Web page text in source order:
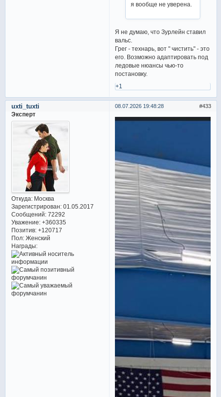
я вообще не уверена.
Я не думаю, что Зурлейн ставил
вальс.
Грег - технарь, вот " чистить" - это
его. Возможно адаптировать под
ледовые нюансы чью-то
постановку.
+1
433
08.07.2026 19:48:28
uxti_tuxti
Эксперт
Откуда:Москва
Зарегистрирован: 01.05.2017
Сообщений:72292
Уважение: +360335
Позитив: +120717
Пол:Женский
Награды: